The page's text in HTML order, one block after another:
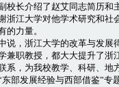
长介绍了赵艾同志简历和
浙江大学对他学术研究和
的力量。
，浙江大学的改革与发展
兼职教授，都大大提升了
系，为我校教学、科研、地
发展经验与西部借鉴”专题